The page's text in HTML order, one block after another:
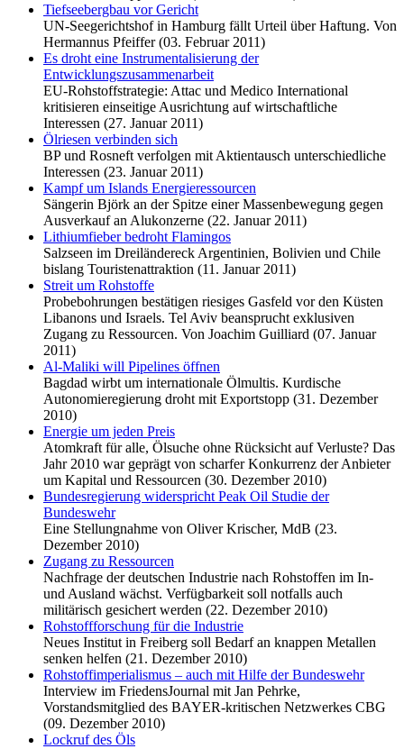
Tiefseebergbau vor Gericht
UN-Seegerichtshof in Hamburg fällt Urteil über Haftung. Von
Hermannus Pfeiffer (03. Februar 2011)
Es droht eine Instrumentalisierung der
Entwicklungszusammenarbeit
EU-Rohstoffstrategie: Attac und Medico International
kritisieren einseitige Ausrichtung auf wirtschaftliche
Interessen (27. Januar 2011)
Ölriesen verbinden sich
BP und Rosneft verfolgen mit Aktientausch unterschiedliche
Interessen (23. Januar 2011)
Kampf um Islands Energieressourcen
Sängerin Björk an der Spitze einer Massenbewegung gegen
Ausverkauf an Alukonzerne (22. Januar 2011)
Lithiumfieber bedroht Flamingos
Salzseen im Dreiländereck Argentinien, Bolivien und Chile
bislang Touristenattraktion (11. Januar 2011)
Streit um Rohstoffe
Probebohrungen bestätigen riesiges Gasfeld vor den Küsten
Libanons und Israels. Tel Aviv beansprucht exklusiven
Zugang zu Ressourcen. Von Joachim Guilliard (07. Januar
2011)
Al-Maliki will Pipelines öffnen
Bagdad wirbt um internationale Ölmultis. Kurdische
Autonomieregierung droht mit Exportstopp (31. Dezember
2010)
Energie um jeden Preis
Atomkraft für alle, Ölsuche ohne Rücksicht auf Verluste? Das
Jahr 2010 war geprägt von scharfer Konkurrenz der Anbieter
um Kapital und Ressourcen (30. Dezember 2010)
Bundesregierung widerspricht Peak Oil Studie der
Bundeswehr
Eine Stellungnahme von Oliver Krischer, MdB (23.
Dezember 2010)
Zugang zu Ressourcen
Nachfrage der deutschen Industrie nach Rohstoffen im In-
und Ausland wächst. Verfügbarkeit soll notfalls auch
militärisch gesichert werden (22. Dezember 2010)
Rohstoffforschung für die Industrie
Neues Institut in Freiberg soll Bedarf an knappen Metallen
senken helfen (21. Dezember 2010)
Rohstoffimperialismus – auch mit Hilfe der Bundeswehr
Interview im FriedensJournal mit Jan Pehrke,
Vorstandsmitglied des BAYER-kritischen Netzwerkes CBG
(09. Dezember 2010)
Lockruf des Öls